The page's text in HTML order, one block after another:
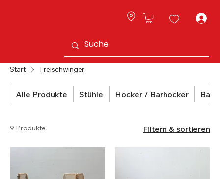
Start Freischwinger
Alle Produkte Stühle Hocker / Barhocker Bank
9 Produkte Filtern & sortieren